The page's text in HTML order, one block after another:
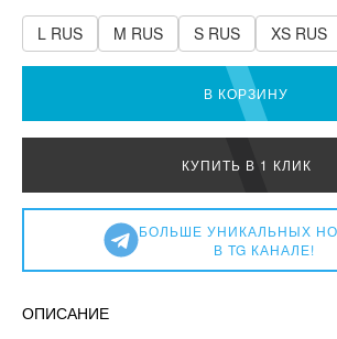
L RUS M RUS S RUS XS RUS
В КОРЗИНУ
КУПИТЬ В 1 КЛИК
БОЛЬШЕ УНИКАЛЬНЫХ
В TG КАНАЛЕ!
ОПИСАНИЕ